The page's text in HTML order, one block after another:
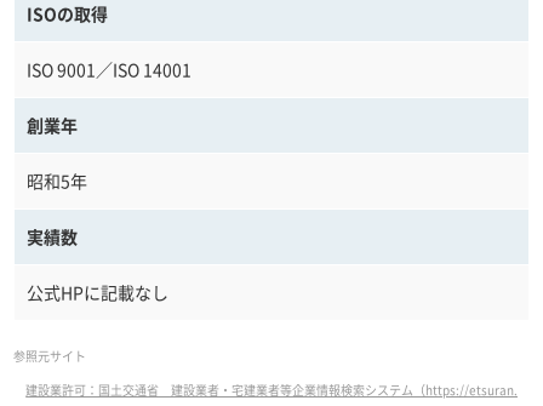
ISOの取得
ISO 9001／ISO 14001
創業年
昭和5年
実績数
公式HPに記載なし
参照元サイト
建設業許可：国土交通省 建設業者・宅建業者等企業情報検索システム（https://